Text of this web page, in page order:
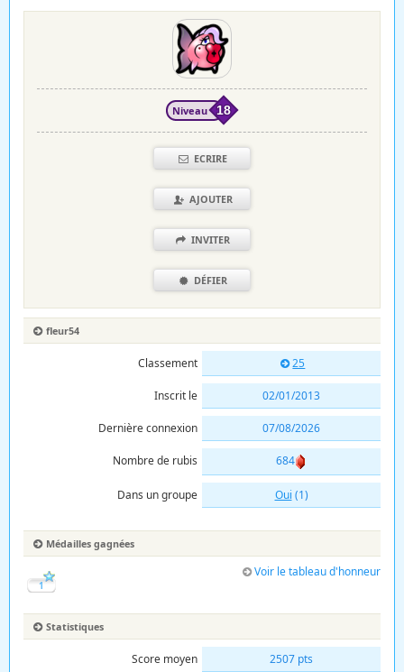
Niveau 18
ECRIRE
AJOUTER
INVITER
DÉFIER
fleur54
Classement 25
Inscrit le 02/01/2013
Dernière connexion 07/08/2026
Nombre de rubis 684
Dans un groupe Oui (1)
Médailles gagnées
1
Voir le tableau d'honneur
Statistiques
Score moyen 2507 pts